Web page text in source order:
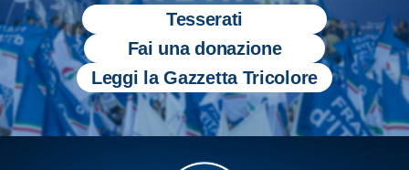
Tesserati
Fai una donazione
Leggi la Gazzetta Tricolore